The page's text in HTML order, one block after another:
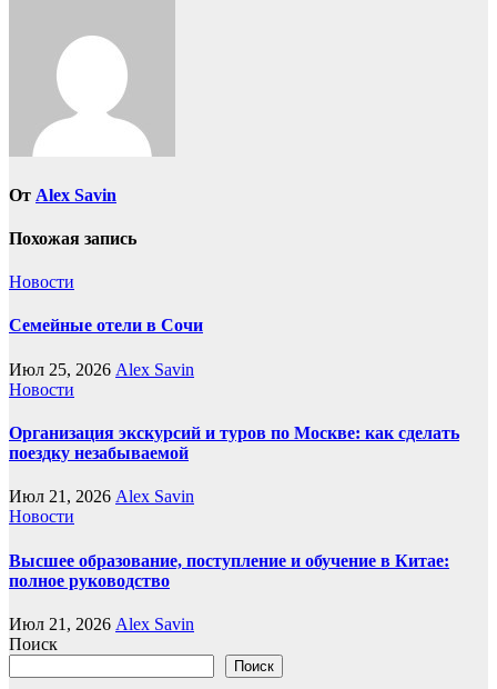
От Alex Savin
Похожая запись
Новости
Семейные отели в Сочи
Июл 25, 2026 Alex Savin
Новости
Организация экскурсий и туров по Москве: как сделать
поездку незабываемой
Июл 21, 2026 Alex Savin
Новости
Высшее образование, поступление и обучение в Китае:
полное руководство
Июл 21, 2026 Alex Savin
Поиск
Поиск